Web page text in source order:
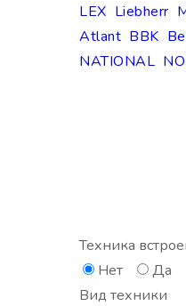
LEX Liebherr
Atlant BBK
NATIONAL
Техника
Нет
Да
Вид техники